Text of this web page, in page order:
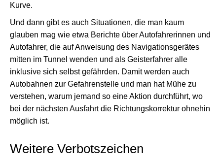
Kurve.
Und dann gibt es auch Situationen, die man kaum
glauben mag wie etwa Berichte über Autofahrerinnen und
Autofahrer, die auf Anweisung des Navigationsgerätes
mitten im Tunnel wenden und als Geisterfahrer alle
inklusive sich selbst gefährden. Damit werden auch
Autobahnen zur Gefahrenstelle und man hat Mühe zu
verstehen, warum jemand so eine Aktion durchführt, wo
bei der nächsten Ausfahrt die Richtungskorrektur ohnehin
möglich ist.
Weitere Verbotszeichen